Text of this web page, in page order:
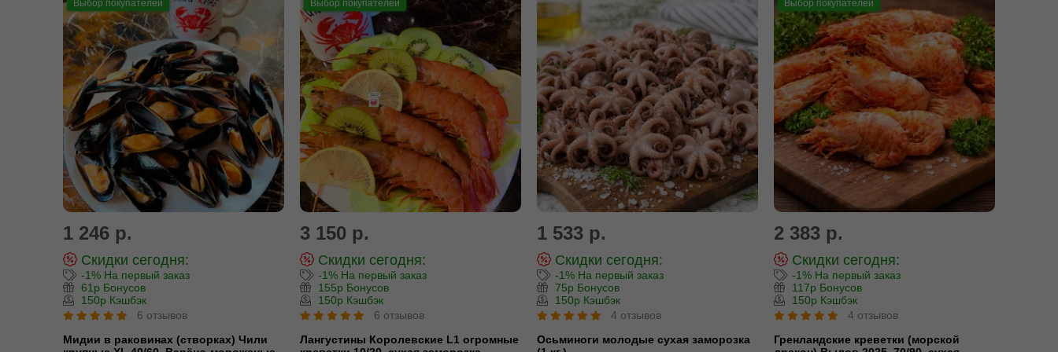
Выбор покупателей
1 246 р.
Скидки сегодня:
-1% На первый заказ
61р Бонусов
150р Кэшбэк
6 отзывов
Мидии в раковинах (створках) Чили
Выбор покупателей
3 150 р.
Скидки сегодня:
-1% На первый заказ
155р Бонусов
150р Кэшбэк
6 отзывов
Лангустины Королевские L1 огромные
1 533 р.
Скидки сегодня:
-1% На первый заказ
75р Бонусов
150р Кэшбэк
4 отзывов
Осьминоги молодые сухая заморозка
Выбор покупателей
2 383 р.
Скидки сегодня:
-1% На первый заказ
117р Бонусов
150р Кэшбэк
4 отзывов
Гренландские креветки (морской